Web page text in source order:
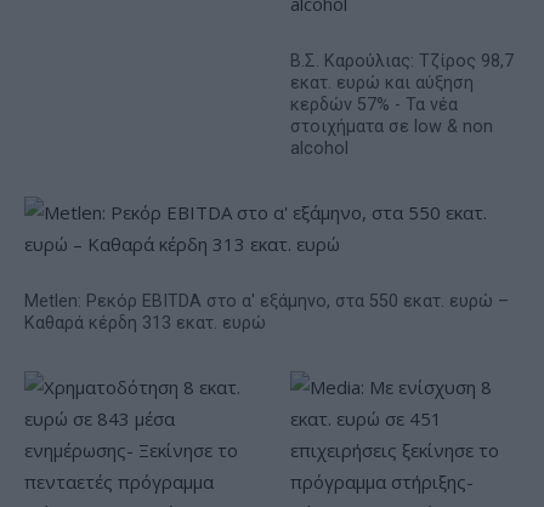
Β.Σ. Καρούλιας: Τζίρος 98,7
εκατ. ευρώ και αύξηση
κερδών 57% - Τα νέα
στοιχήματα σε low & non
alcohol
Metlen: Ρεκόρ EBITDA στο α' εξάμηνο, στα 550 εκατ. ευρώ –
Καθαρά κέρδη 313 εκατ. ευρώ